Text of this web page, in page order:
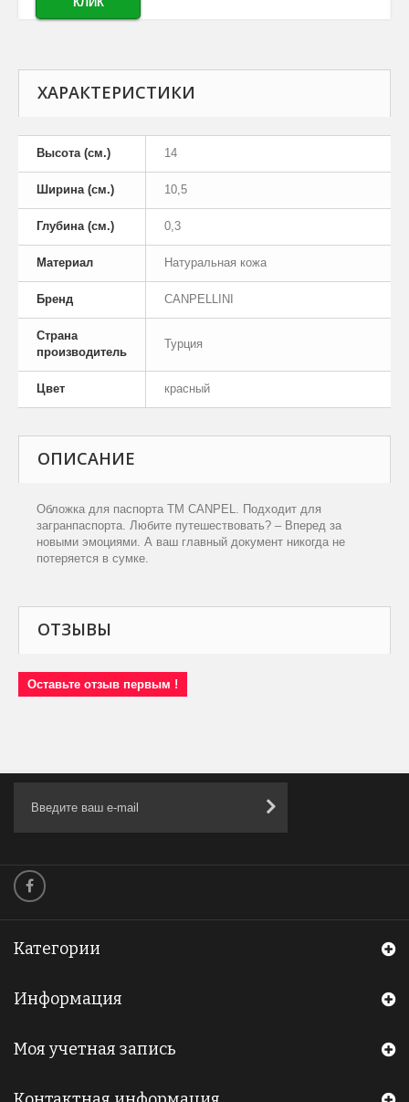
ХАРАКТЕРИСТИКИ
Высота (см.) 14
Ширина (см.) 10,5
Глубина (см.) 0,3
Материал Натуральная кожа
Бренд CANPELLINI
Страна
производитель
Турция
Цвет красный
ОПИСАНИЕ
Обложка для паспорта TM CANPEL. Подходит для
загранпаспорта. Любите путешествовать? – Вперед за
новыми эмоциями. А ваш главный документ никогда не
потеряется в сумке.
ОТЗЫВЫ
Оставьте отзыв первым !
Категории
Информация
Моя учетная запись